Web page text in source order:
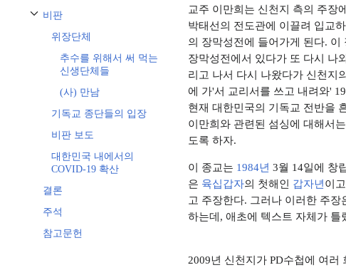
비판
비판 하위섹션 토글하기
위장단체
추수를 위해서 써 먹는
신생단체들
(사) 만남
기독교 종단들의 입장
비판 보도
대한민국 내에서의
COVID-19 확산
결론
주석
참고문헌
교주 이만희는 신천지 측의 주장
박태선의 전도관에 이끌려 입교
의 장막성전에 들어가게 된다.
장막성전에서 있다가 또 다시 나
리고 나서 다시 나왔다가 신천지
에 가'서 교리서를 쓰고 내려와'
현재 대한민국의 기독교 전반을
이만희와 관련된 섬싱에 대해서
도록 하자.
이 종교는 1984년 3월 14일에 창
은 육십갑자의 첫해인 갑자년 이
고 주장한다. 그러나 이러한 주
하는데, 애초에 텍스트 자체가
2009년 신천지가 PD수첩에 여러